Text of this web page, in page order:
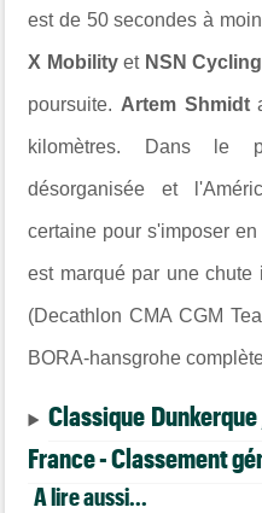
est de 50 secondes à
X Mobilityet NSN
poursuite. Artem Shmidt
kilomètres. Dans le
désorganisée et
certaine pour s'imposer
est marqué par une chute
(Decathlon CMA CGM
BORA-hansgrohe
Classique
France - Classement
A lire aussi...